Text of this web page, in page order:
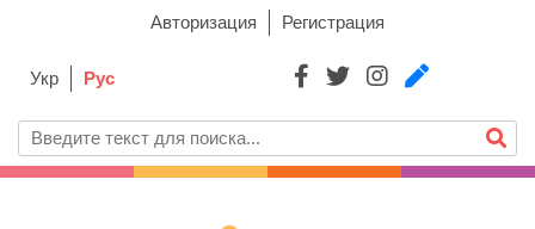
Авторизация Регистрация
Укр Рус